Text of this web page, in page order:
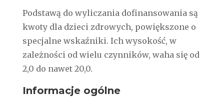
Podstawą do wyliczania dofinansowania są
kwoty dla dzieci zdrowych, powiększone o
specjalne wskaźniki. Ich wysokość, w
zależności od wielu czynników, waha się od
2,0 do nawet 20,0.
Informacje ogólne